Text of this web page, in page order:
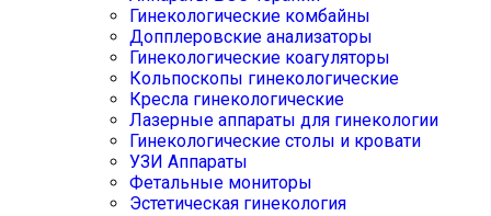
Гинекологические комбайны
Допплеровские анализаторы
Гинекологические коагуляторы
Кольпоскопы гинекологические
Кресла гинекологические
Лазерные аппараты для гинекологии
Гинекологические столы и кровати
УЗИ Аппараты
Фетальные мониторы
Эстетическая гинекология